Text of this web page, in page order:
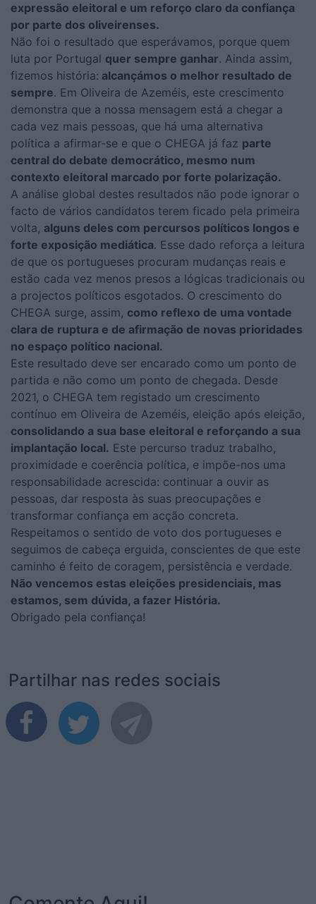
expressão eleitoral e um reforço claro da confiança
por parte dos oliveirenses.
Não foi o resultado que esperávamos, porque quem
luta por Portugal quer sempre ganhar. Ainda assim,
fizemos história: alcançámos o melhor resultado de
sempre. Em Oliveira de Azeméis, este crescimento
demonstra que a nossa mensagem está a chegar a
cada vez mais pessoas, que há uma alternativa
política a afirmar-se e que o CHEGA já faz parte
central do debate democrático, mesmo num
contexto eleitoral marcado por forte polarização.
A análise global destes resultados não pode ignorar o
facto de vários candidatos terem ficado pela primeira
volta, alguns deles com percursos políticos longos e
forte exposição mediática. Esse dado reforça a leitura
de que os portugueses procuram mudanças reais e
estão cada vez menos presos a lógicas tradicionais ou
a projectos políticos esgotados. O crescimento do
CHEGA surge, assim, como reflexo de uma vontade
clara de ruptura e de afirmação de novas prioridades
no espaço político nacional.
Este resultado deve ser encarado como um ponto de
partida e não como um ponto de chegada. Desde
2021, o CHEGA tem registado um crescimento
contínuo em Oliveira de Azeméis, eleição após eleição,
consolidando a sua base eleitoral e reforçando a sua
implantação local. Este percurso traduz trabalho,
proximidade e coerência política, e impõe-nos uma
responsabilidade acrescida: continuar a ouvir as
pessoas, dar resposta às suas preocupações e
transformar confiança em acção concreta.
Respeitamos o sentido de voto dos portugueses e
seguimos de cabeça erguida, conscientes de que este
caminho é feito de coragem, persistência e verdade.
Não vencemos estas eleições presidenciais, mas
estamos, sem dúvida, a fazer História.
Obrigado pela confiança!
Partilhar nas redes sociais